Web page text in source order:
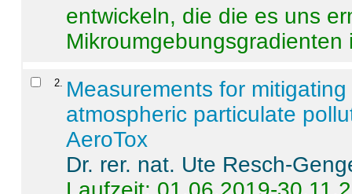
entwickeln, die die es uns
Mikroumgebungsgradienten
2
Measurements for
atmospheric particulate
AeroTox
Dr. rer. nat. Ute Resch-